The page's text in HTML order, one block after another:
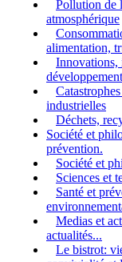
Pollution de
atmosphérique
alimentation,
Innovations,
industrielles
Déchets,
Société et
prévention.
Société et
Sciences et
Santé et
Medias et
actualités...
Le bistrot: